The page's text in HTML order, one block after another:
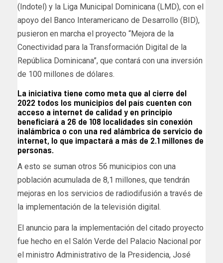
(Indotel) y la Liga Municipal Dominicana (LMD), con el
apoyo del Banco Interamericano de Desarrollo (BID),
pusieron en marcha el proyecto “Mejora de la
Conectividad para la Transformación Digital de la
República Dominicana”, que contará con una inversión
de 100 millones de dólares.
La iniciativa tiene como meta que al cierre del
2022 todos los municipios del país cuenten con
acceso a internet de calidad y en principio
beneficiará a 26 de 108 localidades sin conexión
inalámbrica o con una red alámbrica de servicio de
internet, lo que impactará a más de 2.1 millones de
personas.
A esto se suman otros 56 municipios con una
población acumulada de 8,1 millones, que tendrán
mejoras en los servicios de radiodifusión a través de
la implementación de la televisión digital.
El anuncio para la implementación del citado proyecto
fue hecho en el Salón Verde del Palacio Nacional por
el ministro Administrativo de la Presidencia, José